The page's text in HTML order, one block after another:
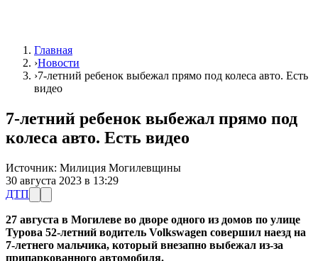
Главная
›Новости
›7-летний ребенок выбежал прямо под колеса авто. Есть
видео
7-летний ребенок выбежал прямо под
колеса авто. Есть видео
Источник: Милиция Могилевщины
30 августа 2023 в 13:29
ДТП
27 августа в Могилеве во дворе одного из домов по улице
Турова 52-летний водитель Volkswagen совершил наезд на
7-летнего мальчика, который внезапно выбежал из-за
припаркованного автомобиля.